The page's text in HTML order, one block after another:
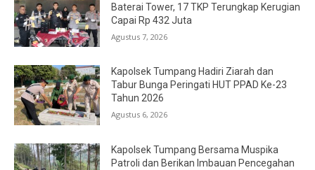
Baterai Tower, 17 TKP Terungkap Kerugian
Capai Rp 432 Juta
Agustus 7, 2026
Kapolsek Tumpang Hadiri Ziarah dan
Tabur Bunga Peringati HUT PPAD Ke-23
Tahun 2026
Agustus 6, 2026
Kapolsek Tumpang Bersama Muspika
Patroli dan Berikan Imbauan Pencegahan